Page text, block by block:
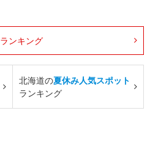
ランキング
北海道の夏休み人気スポット
ランキング